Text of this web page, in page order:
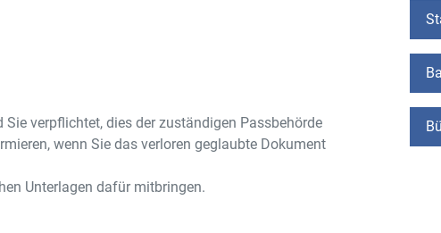
verpflichtet, dies der zuständigen Passbehörde
wenn Sie das verloren geglaubte Dokument
Unterlagen dafür mitbringen.